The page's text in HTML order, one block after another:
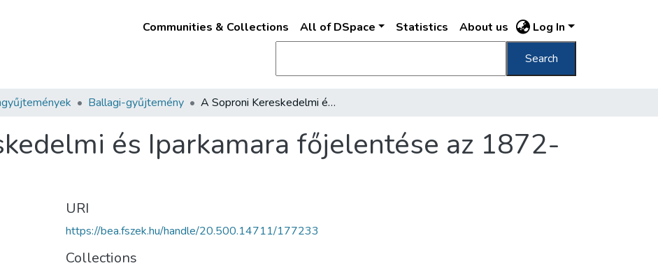
Communities & Collections All of DSpace Statistics About us Log In
Search
Ballagi-gyűjtemény A Soproni Kereskedelmi és Iparkamara főjelentése az 1872-dik évről
és Iparkamara főjelentése az 1872-
URI
https://bea.fszek.hu/handle/20.500.14711/177233
Collections